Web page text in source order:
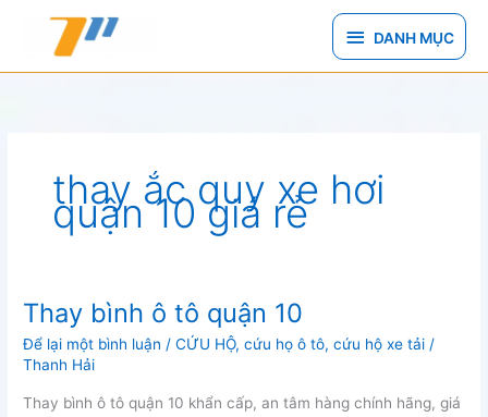
DANH
MỤC
DANH MỤC
thay ắc quy xe hơi
quận 10 giá rẻ
Thay bình ô tô quận 10
Để lại một bình luận /CỨU HỘ,cứu họ ô tô,cứu hộ xe tải /
Thanh Hải
Thay bình ô tô quận 10 khẩn cấp, an tâm hàng chính hãng, giá